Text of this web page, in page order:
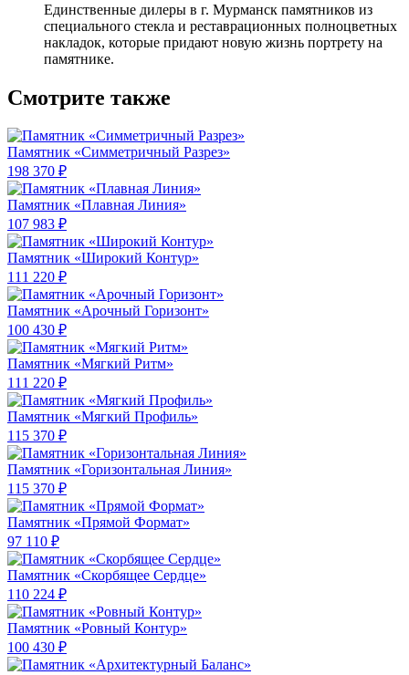
Единственные дилеры в г. Мурманск памятников из
специального стекла и реставрационных полноцветных
накладок, которые придают новую жизнь портрету на
памятнике.
Смотрите также
Памятник «Симметричный Разрез»
198 370 ₽
Памятник «Плавная Линия»
107 983 ₽
Памятник «Широкий Контур»
111 220 ₽
Памятник «Арочный Горизонт»
100 430 ₽
Памятник «Мягкий Ритм»
111 220 ₽
Памятник «Мягкий Профиль»
115 370 ₽
Памятник «Горизонтальная Линия»
115 370 ₽
Памятник «Прямой Формат»
97 110 ₽
Памятник «Скорбящее Сердце»
110 224 ₽
Памятник «Ровный Контур»
100 430 ₽